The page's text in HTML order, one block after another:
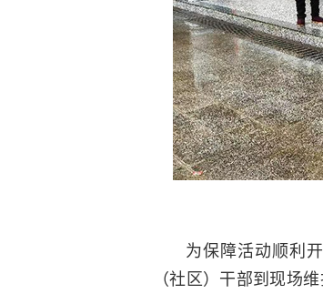
为保障活动顺利
（社区）干部到现场